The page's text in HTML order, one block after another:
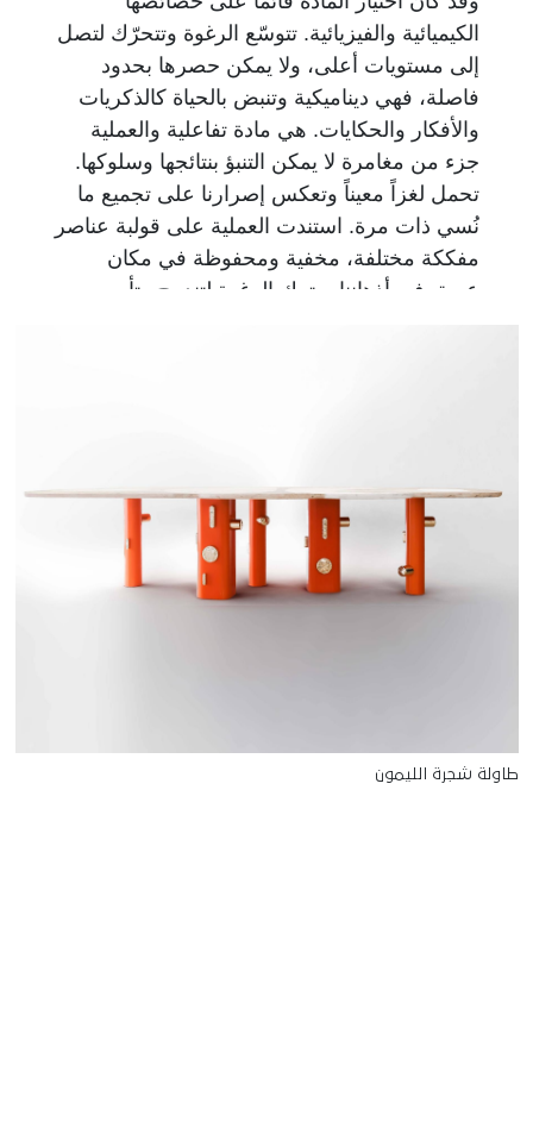
الكيميائية والفيزيائية. تتوسّع الرغوة وتتحرّك لتصل
إلى مستويات أعلى، ولا يمكن حصرها بحدود
فاصلة، فهي ديناميكية وتنبض بالحياة كالذكريات
والأفكار والحكايات. هي مادة تفاعلية والعملية
جزء من مغامرة لا يمكن التنبؤ بنتائجها وسلوكها.
تحمل لغزاً معيناً وتعكس إصرارنا على تجميع ما
نُسي ذات مرة. استندت العملية على قولبة عناصر
مفككة مختلفة، مخفية ومحفوظة في مكان
عميق في أذهاننا، وترك الرغوة لتندمج وتأسر
يتطلب التفاعل على الصعيدين الجسدي والفكري.
طاولة شجرة الليمون